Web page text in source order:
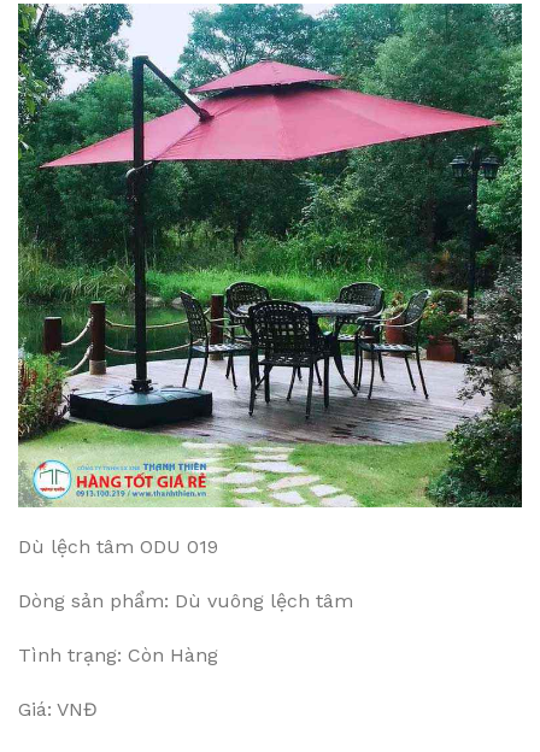
Dù lệch tâm ODU 019
Dòng sản phẩm: Dù vuông lệch tâm
Tình trạng: Còn Hàng
Giá: VNĐ